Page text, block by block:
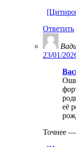
Ответить
23/01/
её
Точнее —